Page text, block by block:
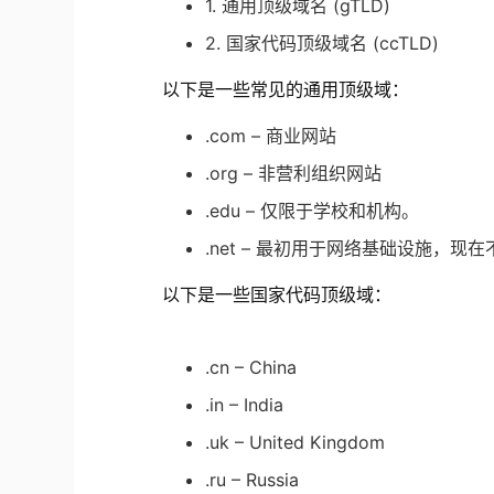
1. 通用顶级域名 (gTLD)
2. 国家代码顶级域名 (ccTLD)
以下是一些常见的通用顶级域：
.com – 商业网站
.org – 非营利组织网站
.edu – 仅限于学校和机构。
.net – 最初用于网络基础设施，现在
以下是一些国家代码顶级域：
.cn – China
.in – India
.uk – United Kingdom
.ru – Russia